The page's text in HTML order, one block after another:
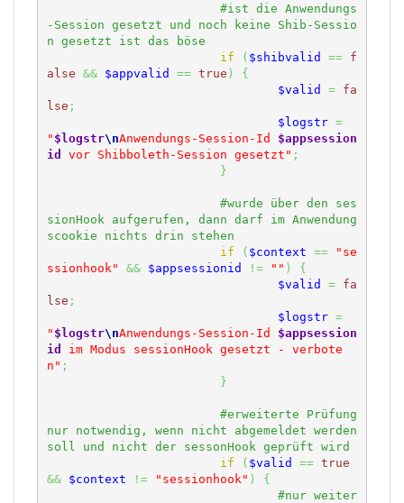
#ist die Anwendungs
-Session gesetzt und noch keine Shib-Sessio
if
( $shibvalid ==
f
alse && $appvalid == true )
{
$valid
=
fa
lse ;
$logstr =
" $logstr\nAnwendungs-Session-Id $appsession
id
vor Shibboleth-Session gesetzt" ;
}
#wurde über den ses
sionHook aufgerufen, dann darf im Anwendung
if
( $context ==
"se
ssionhook"
&& $appsessionid != "" )
{
$valid
=
fa
lse ;
$logstr =
" $logstr\nAnwendungs-Session-Id $appsession
id
im Modus sessionHook gesetzt - verbote
n" ;
}
#erweiterte Prüfung
nur notwendig, wenn nicht abgemeldet werden
if
( $valid == true
&&
$context != "sessionhook" )
{
#nur weiter